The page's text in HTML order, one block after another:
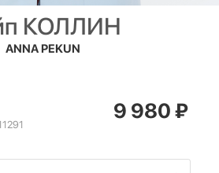
КОЛЛИН
ANNA PEKUN
9 980₽